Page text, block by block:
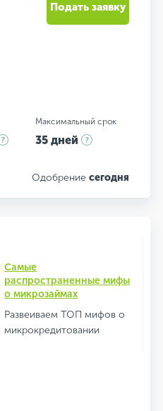
Максимальный срок
35 дней
Одобрение сегодня
Подать заявку
Самые
распространенные мифы
о микрозаймах
Развеиваем ТОП мифов о
микрокредитовании